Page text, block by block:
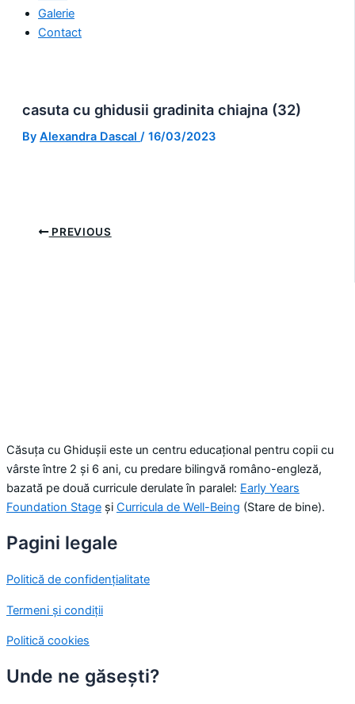
Galerie
Contact
casuta cu ghidusii gradinita chiajna (32)
By Alexandra Dascal / 16/03/2023
PREVIOUS
Căsuța cu Ghidușii este un centru educațional pentru copii cu
vârste între 2 și 6 ani, cu predare bilingvă româno-engleză,
bazată pe două curricule derulate în paralel: Early Years
Foundation Stage și Curricula de Well-Being (Stare de bine).
Pagini legale
Politică de confidențialitate
Termeni și condiții
Politică cookies
Unde ne găsești?